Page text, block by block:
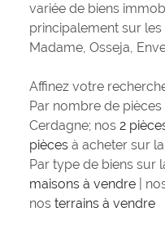
variée de biens
principalement sur
Madame, Osseja,
Affinez votre
Par nombre de
Cerdagne; nos 2
pièces à acheter sur
Par type de biens sur
maisons à vendre |
nos terrains à vendre